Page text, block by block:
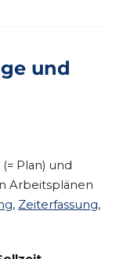
und
Plan) und
Arbeitsplänen
, Zeiterfassung,